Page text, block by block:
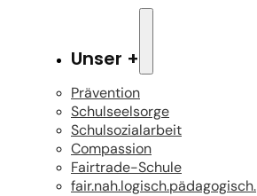
Unser +
Prävention
Schulseelsorge
Schulsozialarbeit
Compassion
Fairtrade-Schule
fair.nah.logisch.pädagogisch.